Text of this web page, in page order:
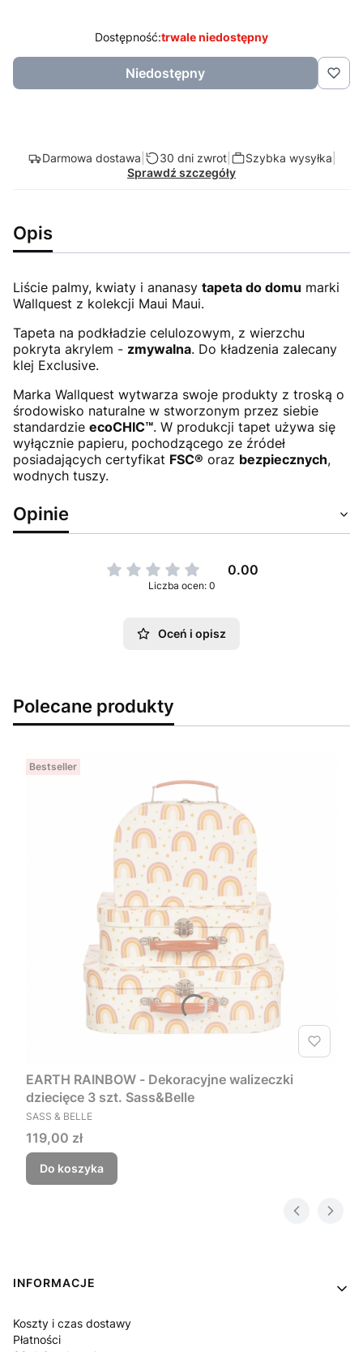
Dostępność:trwale niedostępny
Niedostępny
Darmowa dostawa 30 dni zwrot| Szybka wysyłka
Sprawdź szczegóły
Opis
Liście palmy, kwiaty i ananasy tapeta do domu marki
Wallquest z kolekcji Maui Maui.
Tapeta na podkładzie celulozowym, z wierzchu
pokryta akrylem - zmywalna. Do kładzenia zalecany
klej Exclusive.
Marka Wallquest wytwarza swoje produkty z troską o
środowisko naturalne w stworzonym przez siebie
standardzie ecoCHIC™. W produkcji tapet używa się
wyłącznie papieru, pochodzącego ze źródeł
posiadających certyfikat FSC® oraz bezpiecznych,
wodnych tuszy.
Opinie
0.00
Liczba ocen: 0
Oceń i opisz
Polecane produkty
Bestseller
EARTH RAINBOW - Dekoracyjne walizeczki
dziecięce 3 szt. Sass&Belle
PRODUCENT
SASS & BELLE
Cena
119,00 zł
Do koszyka
Linki w stopce
INFORMACJE
Koszty i czas dostawy
Płatności